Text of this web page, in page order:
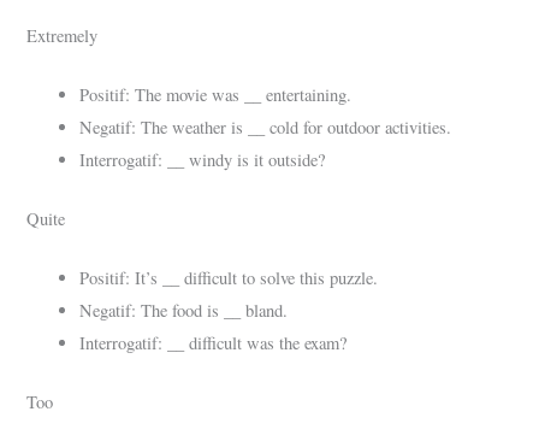
Extremely
Positif: The movie was
entertaining.
Negatif: The weather is
cold for outdoor activities.
Interrogatif:
windy is it outside?
Quite
Positif: It’s
difficult to solve this puzzle.
Negatif: The food is
bland.
Interrogatif:
difficult was the exam?
Too